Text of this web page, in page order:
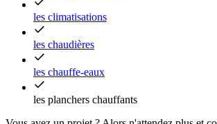
les climatisations
les chaudières
les chauffe-eaux
les planchers chauffants